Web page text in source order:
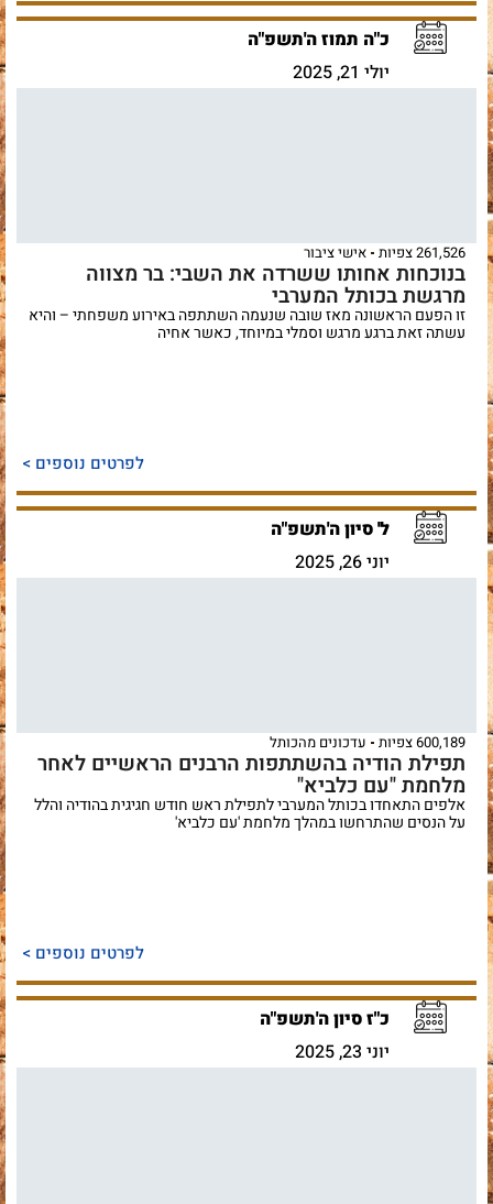
כ"ה תמוז ה'תשפ"ה
יולי 21, 2025
261,526 צפיות אישי ציבור
בנוכחות אחותו ששרדה את השבי: בר מצווה
מרגשת בכותל המערבי
זו הפעם הראשונה מאז שובה שנעמה השתתפה באירוע משפחתי – והיא
עשתה זאת ברגע מרגש וסמלי במיוחד, כאשר אחיה
לפרטים נוספים >
ל' סיון ה'תשפ"ה
יוני 26, 2025
600,189 צפיות עדכונים מהכותל
תפילת הודיה בהשתתפות הרבנים הראשיים לאחר
מלחמת "עם כלביא"
אלפים התאחדו בכותל המערבי לתפילת ראש חודש חגיגית בהודיה והלל
על הנסים שהתרחשו במהלך מלחמת 'עם כלביא'
לפרטים נוספים >
כ"ז סיון ה'תשפ"ה
יוני 23, 2025